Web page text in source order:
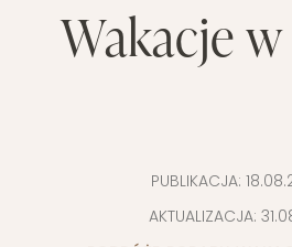
wakacje
PUBLIKACJA:
AKTUALIZACJA: